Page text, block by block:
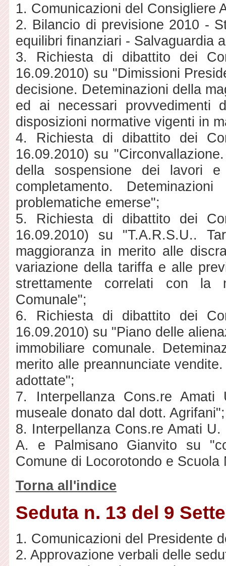
1. Comunicazioni del Consigliere
2. Bilancio di previsione 2010 -
equilibri finanziari - Salvaguardia
3. Richiesta di dibattito dei
16.09.2010) su "Dimissioni
decisione. Deteminazioni della
ed ai necessari provvedimenti
disposizioni normative vigenti in
4. Richiesta di dibattito dei
16.09.2010) su
della sospensione dei lavori
completamento.
problematiche emerse";
5. Richiesta di dibattito dei
16.09.2010) su "T.A.R.S.U..
maggioranza in merito alle
variazione della tariffa e alle
strettamente correlati con la
Comunale";
6. Richiesta di dibattito dei
16.09.2010) su "Piano delle
immobiliare comunale.
merito alle preannunciate
adottate";
7. Interpellanza Cons.re
museale donato dal dott. Agrifani";
8. Interpellanza Cons.re Amati
A. e Palmisano Gianvito su
Comune di Locorotondo e
Torna all'indice
Seduta n. 13 del 9
1. Comunicazioni del Presidente
2. Approvazione verbali delle